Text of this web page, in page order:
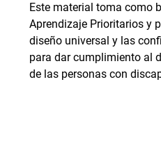
Este material toma como
Aprendizaje Prioritarios y
diseño universal y las
para dar cumplimiento al
de las personas con